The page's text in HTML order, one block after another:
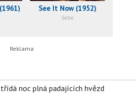
See It Now (1952)
Sebe
noc plná padajících hvězd